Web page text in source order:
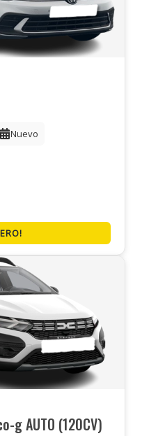
Nuevo
g AUTO (120CV)